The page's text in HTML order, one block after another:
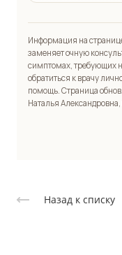
Информация на
заменяет очную
симптомах, требующих
обратиться к врачу
помощь. Страница
Наталья Александровна,
Назад к списку